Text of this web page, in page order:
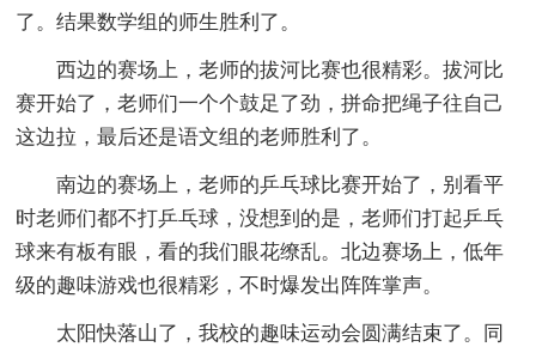
了。结果数学组的师生胜利了。
西边的赛场上，老师的拔河比赛也很精彩。拔河比
赛开始了，老师们一个个鼓足了劲，拼命把绳子往自己
这边拉，最后还是语文组的老师胜利了。
南边的赛场上，老师的乒乓球比赛开始了，别看平
时老师们都不打乒乓球，没想到的是，老师们打起乒乓
球来有板有眼，看的我们眼花缭乱。北边赛场上，低年
级的趣味游戏也很精彩，不时爆发出阵阵掌声。
太阳快落山了，我校的趣味运动会圆满结束了。同